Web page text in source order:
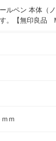
ルペン 本体（
。【無印良品
ｍｍ